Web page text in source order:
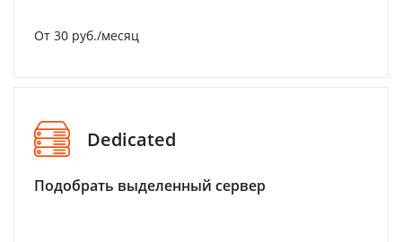
От 30 руб./месяц
Dedicated
Подобрать выделенный сервер